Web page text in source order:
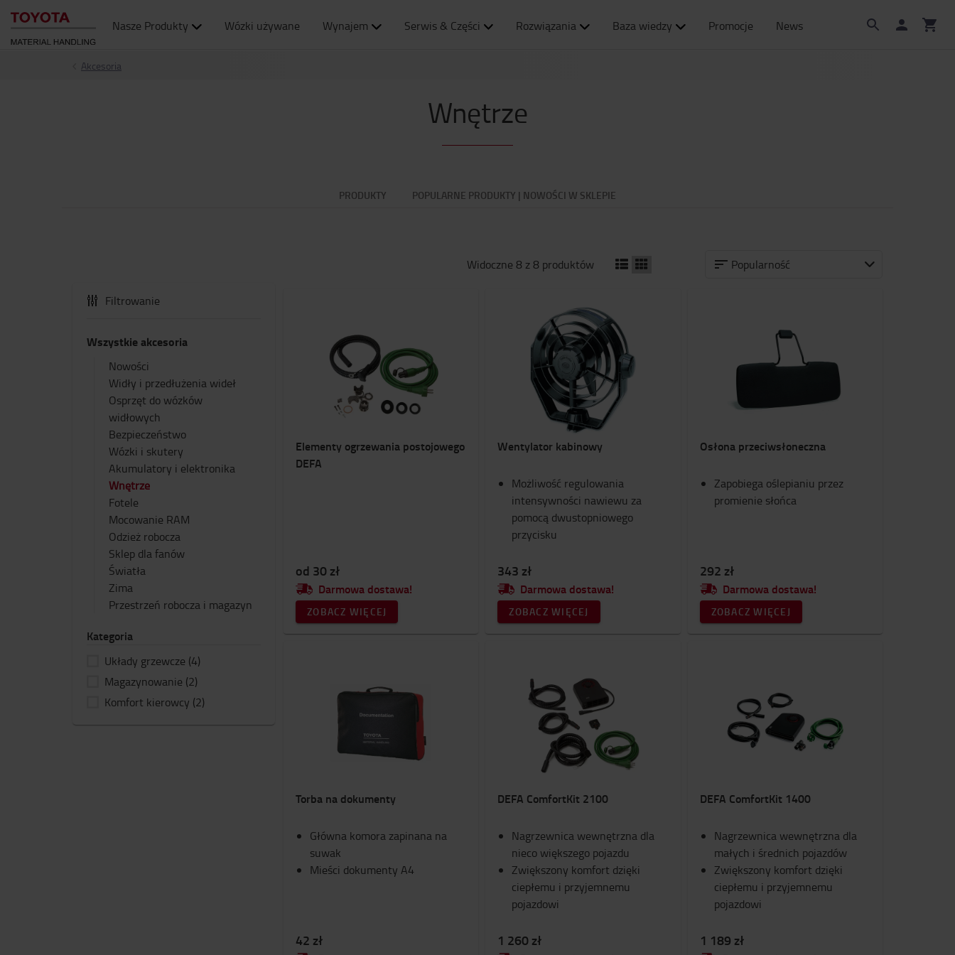
Nasze Produkty Wózki używane Wynajem Serwis & Części Rozwiązania Baza wiedzy Promocje News
Akcesoria
Wnętrze
PRODUKTY POPULARNE PRODUKTY | NOWOŚCI W SKLEPIE
Filtrowanie
Wszystkie akcesoria
Nowości
Widły i przedłużenia wideł
Osprzęt do wózków
widłowych
Bezpieczeństwo
Wózki i skutery
Akumulatory i elektronika
Wnętrze
Fotele
Mocowanie RAM
Odzież robocza
Sklep dla fanów
Światła
Zima
Przestrzeń robocza i magazyn
Kategoria
Układy grzewcze (4)
Magazynowanie (2)
Komfort kierowcy (2)
Widoczne 8 z 8 produktów Popularność
Elementy ogrzewania postojowego
DEFA
od 30 zł
Darmowa dostawa!
ZOBACZ WIĘCEJ
Wentylator kabinowy
Możliwość regulowania
intensywności nawiewu za
pomocą dwustopniowego
przycisku
343 zł
Darmowa dostawa!
ZOBACZ WIĘCEJ
Osłona przeciwsłoneczna
Zapobiega oślepianiu przez
promienie słońca
292 zł
Darmowa dostawa!
ZOBACZ WIĘCEJ
Torba na dokumenty
Główna komora zapinana na
suwak
Mieści dokumenty A4
42 zł
DEFA ComfortKit 2100
Nagrzewnica wewnętrzna dla
nieco większego pojazdu
Zwiększony komfort dzięki
ciepłemu i przyjemnemu
pojazdowi
1 260 zł
DEFA ComfortKit 1400
Nagrzewnica wewnętrzna dla
małych i średnich pojazdów
Zwiększony komfort dzięki
ciepłemu i przyjemnemu
pojazdowi
1 189 zł